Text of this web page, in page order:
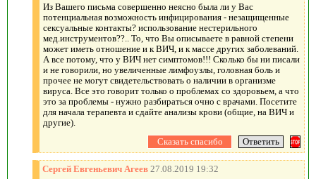
Из Вашего письма совершенно неясно была ли у Вас
потенциальная возможность инфицирования - незащищенные
сексуальные контакты? использование нестерильного
мед.инструментов??.. То, что Вы описываете в равной степени
может иметь отношение и к ВИЧ, и к массе других заболеваний.
А все потому, что у ВИЧ нет симптомов!!! Сколько бы ни писали
и не говорили, но увеличенные лимфоузлы, головная боль и
прочее не могут свидетельствовать о наличии в организме
вируса. Все это говорит только о проблемах со здоровьем, а что
это за проблемы - нужно разбираться очно с врачами. Посетите
для начала терапевта и сдайте анализы крови (общие, на ВИЧ и
другие).
Сергей Евгеньевич Агеев 27.08.2019 19:32